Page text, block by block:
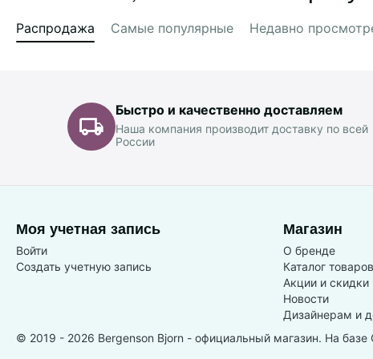
Распродажа Самые популярные Недавно
Быстро и качественно доставляем
Наша компания производит доставку по всей
России
Моя учетная запись
Войти
Создать учетную запись
Магазин
О бренде
Каталог товаров
Акции и скидки
Новости
Дизайнерам и
© 2019 - 2026 Bergenson Bjorn - официальный магазин. На базе